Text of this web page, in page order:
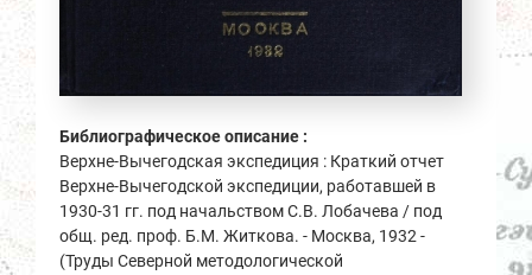
Библиографическое описание :
Верхне-Вычегодская экспедиция : Краткий отчет
Верхне-Вычегодской экспедиции, работавшей в
1930-31 гг. под начальством С.В. Лобачева / под
общ. ред. проф. Б.М. Житкова. - Москва, 1932 -
(Труды Северной методологической